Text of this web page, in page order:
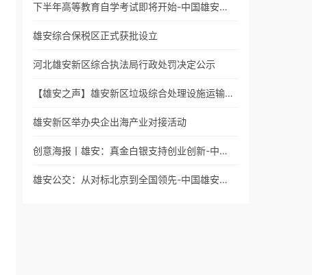
下半年高等教育自学考试即将开始-中国雄安…
雄安综合保税区正式获批设立
河北雄安新区综合执法局行政处罚决定公示
【雄安之声】雄安新区垃圾综合处理设施运输…
雄安新区举办央企出海产业对接活动
创意海报丨雄安：真金白银支持创业创新-中…
雄安公交：从对标北京到全国领先-中国雄安…